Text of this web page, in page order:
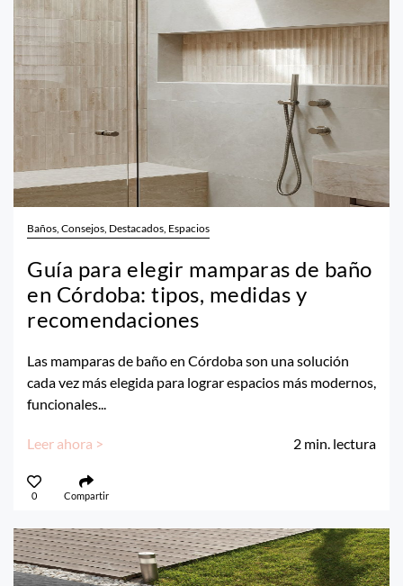
Baños, Consejos, Destacados, Espacios
Guía para elegir mamparas de baño
en Córdoba: tipos, medidas y
recomendaciones
Las mamparas de baño en Córdoba son una solución
cada vez más elegida para lograr espacios más modernos,
funcionales...
Leer ahora > 2 min. lectura
0 Compartir